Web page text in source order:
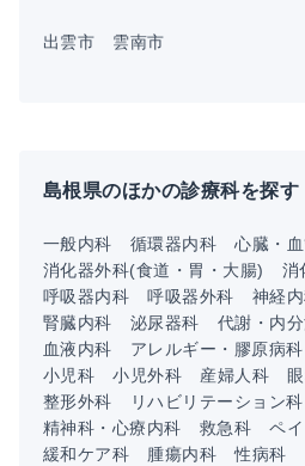
出雲市 雲南市
島根県のほかの診療科を探す
一般内科 循環器内科 心臓・
消化器外科(食道・胃・大腸)
消
呼吸器内科
呼吸器外科 神経
腎臓内科
泌尿器科 代謝・内
血液内科
アレルギー・膠原病科
小児科
小児外科 産婦人科
整形外科
リハビリテーション科
精神科・心療内科
救急科
ペ
緩和ケア科
腫瘍内科 性病科